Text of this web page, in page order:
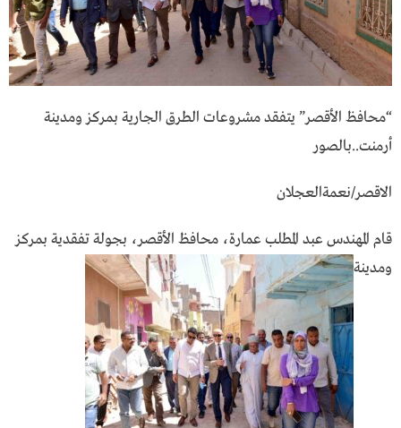
“محافظ الأقصر” يتفقد مشروعات الطرق الجارية بمركز ومدينة
أرمنت..بالصور
الاقصر/نعمةالعجلان
قام المهندس عبد المطلب عمارة، محافظ الأقصر، بجولة تفقدية بمركز
ومدينة